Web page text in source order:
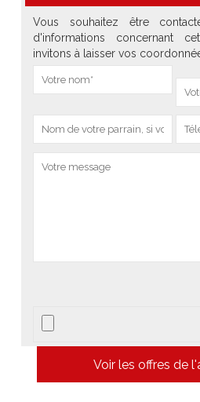
Vous souhaitez être
d'informations concernant
invitons à laisser vos
Voir les offres de